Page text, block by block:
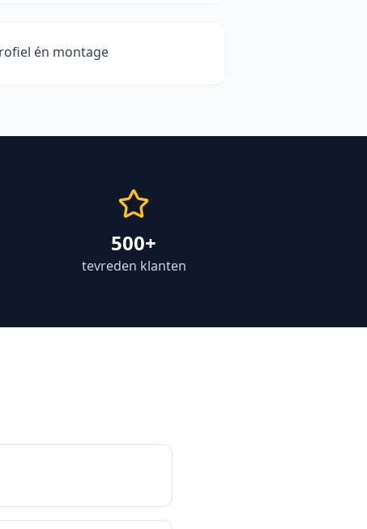
én montage
500+
tevreden klanten